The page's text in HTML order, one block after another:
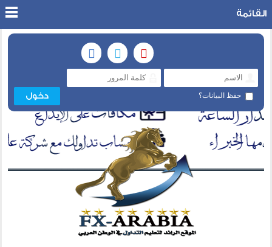
حفظ البيانات؟
القائمة